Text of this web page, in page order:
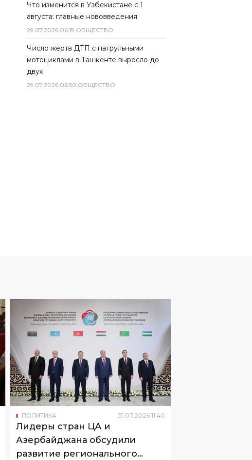
Что изменится в Узбекистане с 1
августа: главные нововведения
29.07.2026 06:19,ОБЩЕСТВО
Число жертв ДТП с патрульными
мотоциклами в Ташкенте выросло до
двух
29.07.2026 06:50,ОБЩЕСТВО
ПОЛИТИКА 31.07.2026 11:40
Лидеры стран ЦА и
Азербайджана обсудили
развитие регионального